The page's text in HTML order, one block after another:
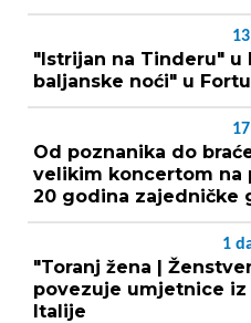
13
"Istrijan na Tinderu" u
baljanske noći" u
17
Od poznanika do
velikim koncertom na
20 godina zajedničke
1
"Toranj žena |
povezuje umjetnice iz
Italije